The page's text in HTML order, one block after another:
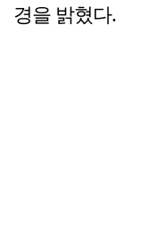
경을 밝혔다.